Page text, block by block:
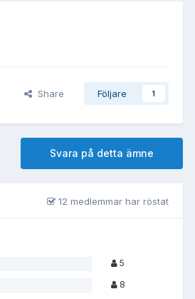
Share Följare 1
Svara på detta ämne
12 medlemmar har röstat
5
8